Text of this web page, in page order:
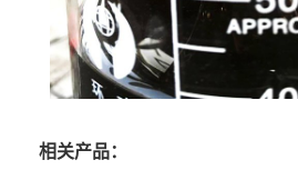
相关产品：